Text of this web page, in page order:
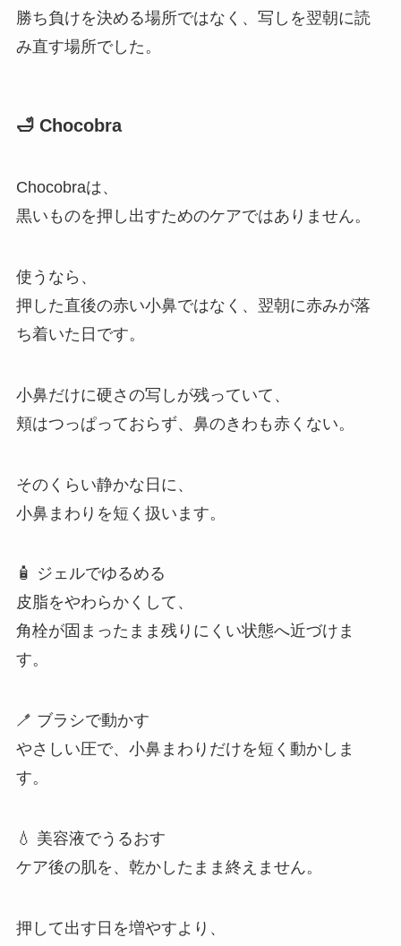
勝ち負けを決める場所ではなく、写しを翌朝に読
み直す場所でした。
🛁 Chocobra
Chocobraは、
黒いものを押し出すためのケアではありません。
使うなら、
押した直後の赤い小鼻ではなく、翌朝に赤みが落
ち着いた日です。
小鼻だけに硬さの写しが残っていて、
頬はつっぱっておらず、鼻のきわも赤くない。
そのくらい静かな日に、
小鼻まわりを短く扱います。
🧴 ジェルでゆるめる
皮脂をやわらかくして、
角栓が固まったまま残りにくい状態へ近づけま
す。
🪥 ブラシで動かす
やさしい圧で、小鼻まわりだけを短く動かしま
す。
💧 美容液でうるおす
ケア後の肌を、乾かしたまま終えません。
押して出す日を増やすより、